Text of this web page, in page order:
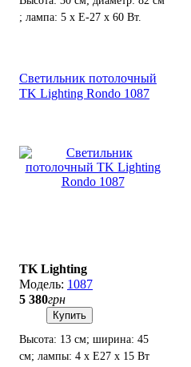
; лампа: 5 х Е-27 х 60 Вт.
Светильник потолочный
TK Lighting Rondo 1087
TK Lighting
1087
5 380грн
Купить
Высота: 13 см; ширина: 45
см; лампы: 4 х Е27 х 15 Вт